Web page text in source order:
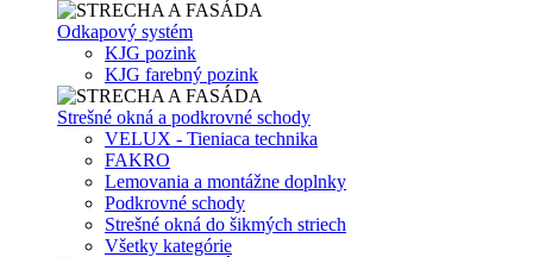
Odkapový systém
KJG pozink
KJG farebný pozink
Strešné okná a podkrovné schody
VELUX - Tieniaca technika
FAKRO
Lemovania a montážne doplnky
Podkrovné schody
Strešné okná do šikmých striech
Všetky kategórie